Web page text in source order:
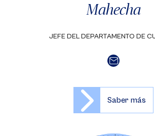
Mahecha
JEFE DEL DEPARTAMENTO DE
Saber más